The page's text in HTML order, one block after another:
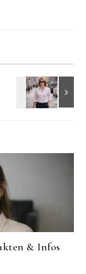
& Infos